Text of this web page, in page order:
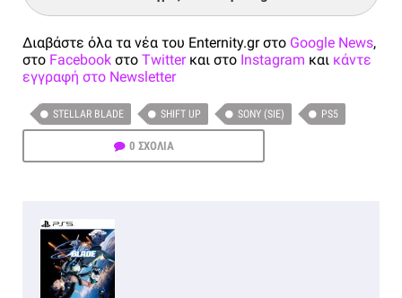
Διαβάστε όλα τα νέα του Enternity.gr στο Google News,
στο Facebook στο Twitterκαι στο Instagram και κάντε
εγγραφή στο Newsletter
STELLAR BLADE SHIFT UP SONY (SIE) PS5
0 ΣΧΟΛΙΑ